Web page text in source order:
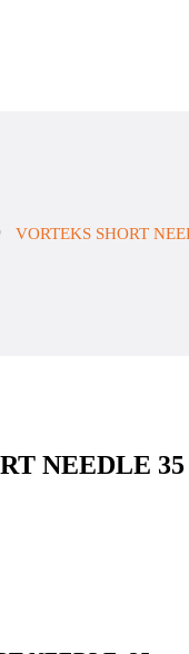
VORTEKS SHORT
NEEDLE 35